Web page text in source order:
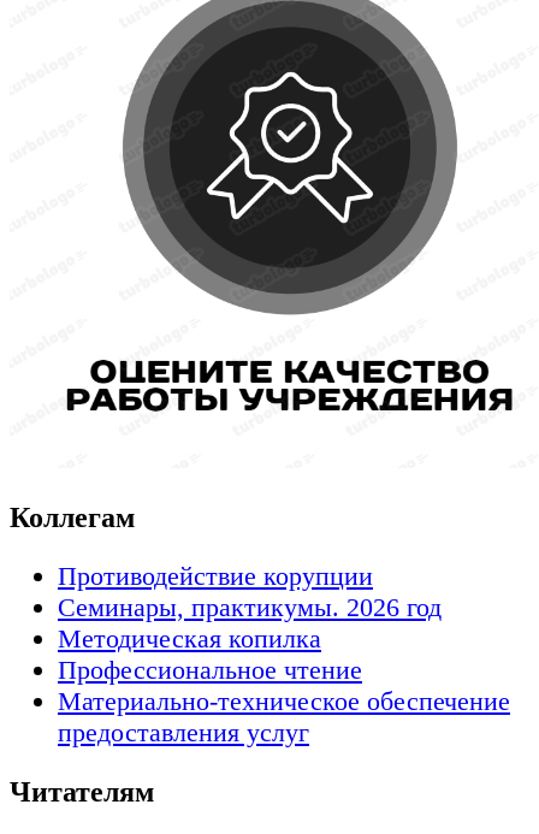
Коллегам
Противодействие корупции
Семинары, практикумы. 2026 год
Методическая копилка
Профессиональное чтение
Материально-техническое обеспечение
предоставления услуг
Читателям